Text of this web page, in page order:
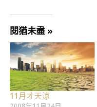
閱猶未盡 »
11月才天涼